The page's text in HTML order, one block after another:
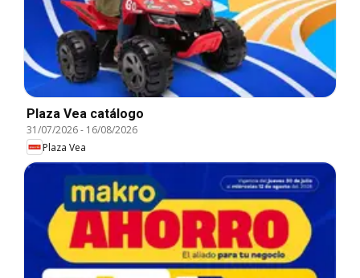
Plaza Vea catálogo
31/07/2026- 16/08/2026
Plaza Vea